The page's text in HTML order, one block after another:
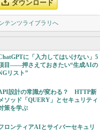
ダウンロード
テンツライブラリへ
に「入力してはいけない」5
目――押さえておきたい“生成AIの
リスト”
設計の常識が変わる？ HTTP新
ソッド「QUERY」とセキュリティ
策を学ぶ
ロンティアAIとサイバーセキュリ